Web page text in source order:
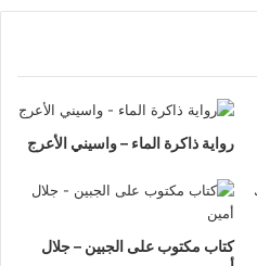
رواية ذاكرة الماء – واسيني الأعرج
كتاب مكتوب على الجبين – جلال